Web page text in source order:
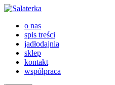
o nas
spis treści
jadłodajnia
sklep
kontakt
współpraca